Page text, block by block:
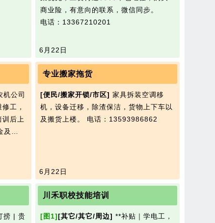
商业险，有意向的联系，微信同步。
电话：13367210201
6月22日
机公司
工，
训后上
及…
专业搬家拖货
[便民/搬家开锁/市区] 家具拆装空调移
机，设备迁移，除渣保洁，货物上下车以
及搬货上楼。 电话：13593986862
6月22日
捞 | 贵
川禾职校技能培训
[图1][其它/其它/周边] **补贴｜学电工，